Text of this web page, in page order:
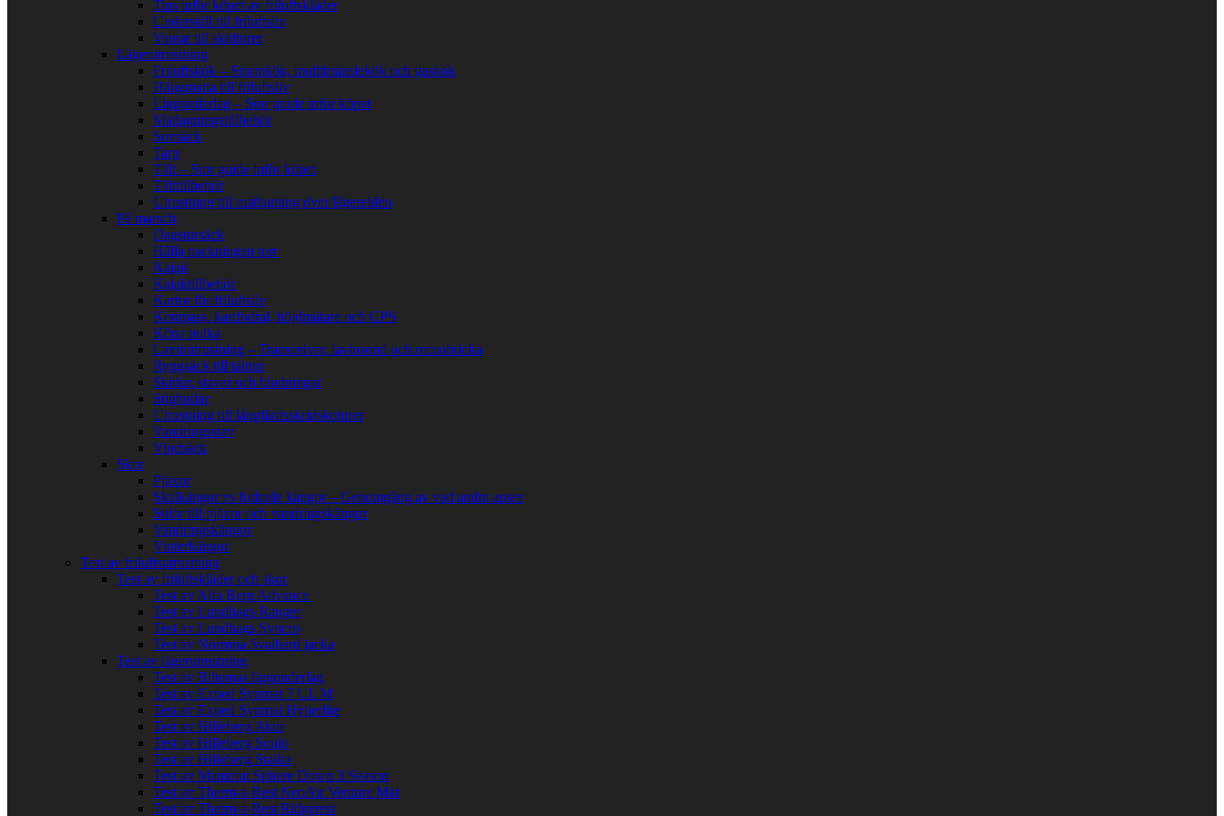
Tips inför köpet av friluftskläder
Underställ till friluftsliv
Vantar till skidturer
Lägerutrustning
Friluftskök – Stormkök, multibränslekök och gaskök
Hängmatta till friluftsliv
Liggunderlag – Stor guide inför köpet
Matlagningstillbehör
Sovsäck
Tarp
Tält – Stor guide inför köpet
Tälttillbehör
Utrustning till matlagning över lägerelden
På marsch
Dagstursäck
Hålla packningen torr
Kajak
Kajaktillbehör
Kartor för friluftsliv
Kompass, kartfodral, höjdmätare och GPS
Köpa pulka
Lavinutrustning – Transceiver, lavinsond och reccobricka
Ryggsäck till tälttur
Skidor, stavar och bindningar
Stighudar
Utrustning till långfärdsskridskoturer
Vandringsstav
Vindsäck
Skor
Pjäxor
Skalkängor vs fodrade kängor – Genomgång av vad andra anser
Sulor till pjäxor och vandringskängor
Vandringskängor
Vinterkängor
Test av friluftsutrustning
Test av friluftskläder och skor
Test av Alfa Berg Advance
Test av Lundhags Ranger
Test av Lundhags Syncro
Test av Norrøna Svalbard jacka
Test av lägerutrustning
Test av Biltemas liggunderlag
Test av Exped Synmat 7 UL M
Test av Exped Synmat Hyperlite
Test av Hilleberg Akto
Test av Hilleberg Soulo
Test av Hilleberg Staika
Test av Mammut Sphere Down 3 Season
Test av Therm-a-Rest NeoAir Venture Mat
Test av Therm-a-Rest Ridgerest